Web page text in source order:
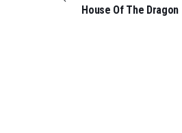
POST:
House Of The Dragon